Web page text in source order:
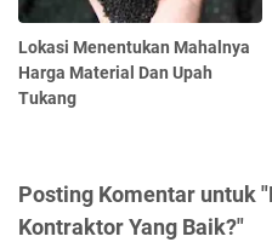
Lokasi Menentukan Mahalnya
Harga Material Dan Upah
Tukang
Posting Komentar untuk
Kontraktor Yang Baik?"